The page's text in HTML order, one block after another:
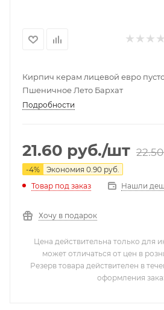
Кирпич керам лицевой евро
Пшеничное Лето Бархат
Подробности
21.60 руб./шт 22.50
-4% Экономия 0.90 руб.
Товар под заказ
Нашли
Хочу в подарок
Цена действительна только для
может отличаться от цен в
Резерв товара действителен в
оформления